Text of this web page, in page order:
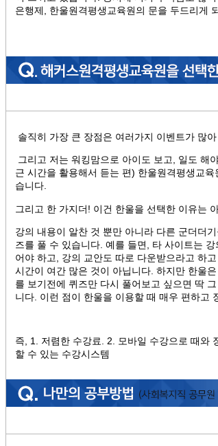
은행제, 한울원격평생교육원의 문을 두드리게
솔직히 가장 큰 장점은 여러가지 이벤트가 많
그리고 저는 워킹맘으로 아이도 보고, 일도 해
근 시간을 활용해서 듣는 편) 한울원격평생교
습니다.
그리고 한 가지더! 이건 한울을 선택한 이유는
강의 내용이 알찬 것 뿐만 아니라 다른 군더더
즈를 풀 수 있습니다. 예를 들면, 타 사이트는
어야 하고, 강의 교안도 따로 다운받으라고 하
시간이 여간 많은 것이 아닙니다. 하지만 한울
를 보기전에 퀴즈만 다시 풀어보고 싶으면 딱
니다. 이런 점이 한울을 이용할 때 매우 편하고
즉, 1. 저렴한 수강료. 2. 모바일 수강으로 때와
할 수 있는 수강시스템